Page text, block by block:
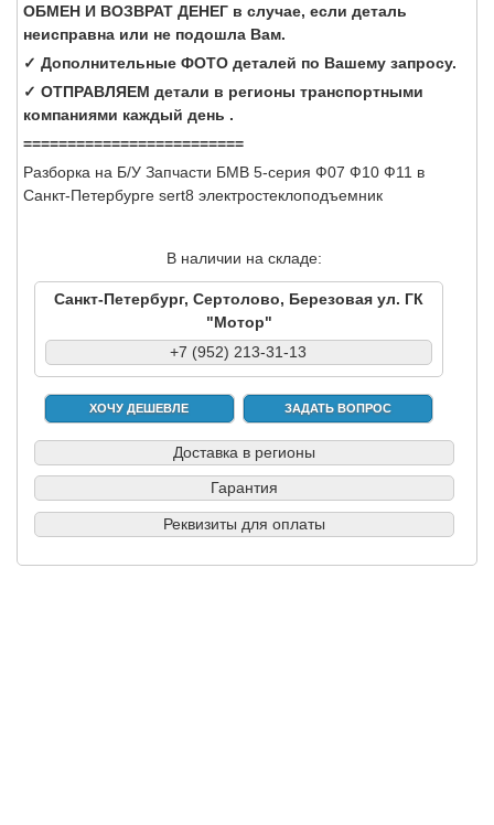
ОБМЕН И ВОЗВРАТ ДЕНЕГ в случае, если деталь
неисправна или не подошла Вам.
✓ Дополнительные ФОТО деталей по Вашему запросу.
✓ ОТПРАВЛЯЕМ детали в регионы транспортными
компаниями каждый день .
=========================
Разборка на Б/У Запчасти БМВ 5-серия Ф07 Ф10 Ф11 в
Санкт-Петербурге sert8 электростеклоподъемник
В наличии на складе:
Санкт-Петербург, Сертолово, Березовая ул. ГК
"Мотор"
+7 (952) 213-31-13
ХОЧУ ДЕШЕВЛЕ ЗАДАТЬ ВОПРОС
Доставка в регионы
Гарантия
Реквизиты для оплаты